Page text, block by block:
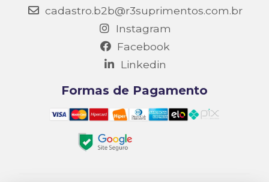
cadastro.b2b@r3suprimentos.com.br
Instagram
Facebook
Linkedin
Formas de Pagamento